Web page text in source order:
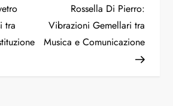
tra
Rossella Di Pierro:
Vibrazioni Gemellari tra
Musica e Comunicazione